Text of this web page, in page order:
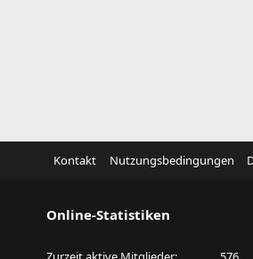
Kontakt Nutzungsbedingungen
Online-Statistiken